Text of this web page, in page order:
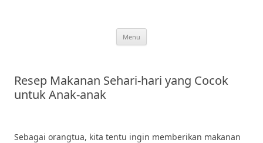
Menu
Resep Makanan Sehari-hari yang Cocok
untuk Anak-anak
Sebagai orangtua, kita tentu ingin memberikan makanan